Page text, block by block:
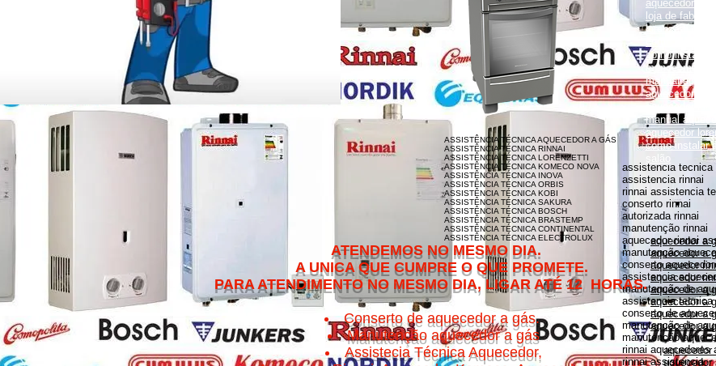
aquecedor
aquecedor
ASSISTÊNCIA TÉCNICA AQUECEDOR A GÁS
ASSISTÊNCIA TÉCNICA RINNAI
ASSISTÊNCIA TÉCNICA LORENZETTI
ASSISTÊNCIA TÉCNICA KOMECO NOVA
ASSISTÊNCIA TÉCNICA INOVA
ASSISTÊNCIA TÉCNICA ORBIS
ASSISTÊNCIA TÉCNICA KOBI
ASSISTÊNCIA TÉCNICA SAKURA
ASSISTÊNCIA TÉCNICA BOSCH
ASSISTÊNCIA TÉCNICA BRASTEMP
ASSISTÊNCIA TÉCNICA CONTINENTAL
ASSISTÊNCIA TÉCNICA ELECTROLUX
aquecedor a
aquecedor a
aquecedor
aquecedor
aquecedor a
aquecedor a
aquecedor a
aquecedor a
assistencia tecnica
assistencia rinnai
rinnai assistencia
conserto rinnai
autorizada rinnai
manutenção rinnai
aquecedor rinnai
manutenção
conserto
assistencia
manutenção de
assistencia tecnica
conserto de
manutenção de
manutenção
rinnai
rinnai assistencia
aquecedor a
loja de fabrica
lorenzetti
como instalar
como instalar
monocomando
manual
aquecedor
aquecedor
manual
aquecedor
como instalar
salão
ATENDEMOS NO MESMO DIA.
A UNICA QUE CUMPRE O QUE PROMETE.
PARA ATENDIMENTO NO MESMO DIA, LIGAR ATÉ 12 HORAS.
Conserto de aquecedor a gás.
Manutenção aquecedor a gás
Assistecia Técnica Aquecedor,